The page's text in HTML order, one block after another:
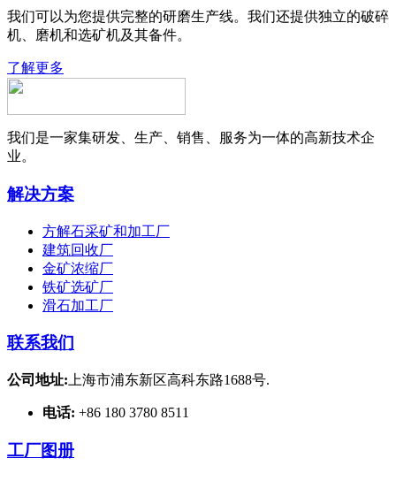
我们可以为您提供完整的研磨生产线。我们还提供独立的破碎
机、磨机和选矿机及其备件。
了解更多
我们是一家集研发、生产、销售、服务为一体的高新技术企
业。
解决方案
方解石采矿和加工厂
建筑回收厂
金矿浓缩厂
铁矿选矿厂
滑石加工厂
联系我们
公司地址: 上海市浦东新区高科东路1688号.
电话: +86 180 3780 8511
工厂图册